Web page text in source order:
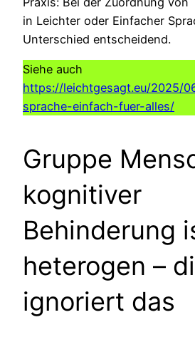
in Leichter oder Einfacher
Unterschied entscheidend.
Siehe auch
https://leichtgesagt.eu/2025/
sprache-einfach-fuer-alles/
Gruppe
kognitiver
Behinderung
heterogen –
ignoriert das